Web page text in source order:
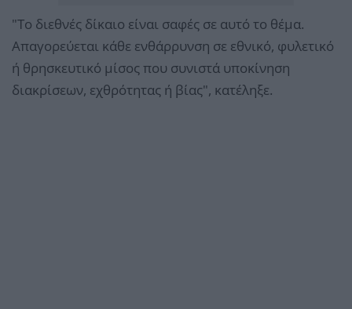
"Το διεθνές δίκαιο είναι σαφές σε αυτό το θέμα.
Απαγορεύεται κάθε ενθάρρυνση σε εθνικό, φυλετικό
ή θρησκευτικό μίσος που συνιστά υποκίνηση
διακρίσεων, εχθρότητας ή βίας", κατέληξε.